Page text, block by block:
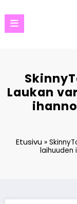
to
content
Laukan
Etusivu»
laihuuden